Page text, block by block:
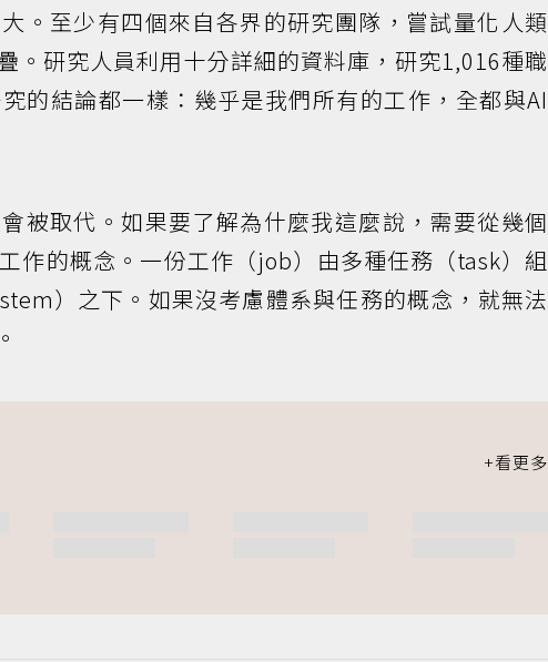
。至少有四個來自各界的研究團隊，嘗試量化人類
。研究人員利用十分詳細的資料庫，研究1,016種職
的結論都一樣：幾乎是我們所有的工作，全都與AI
被取代。如果要了解為什麼我這麼說，需要從幾個
作的概念。一份工作（job）由多種任務（task）組
）之下。如果沒考慮體系與任務的概念，就無法